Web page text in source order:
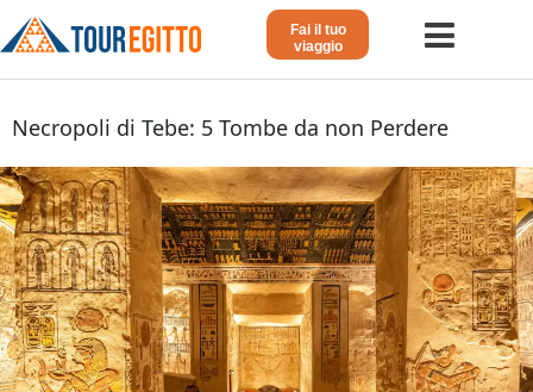
Fai il tuo
viaggio
Crociera sul Nilo
Vacanze Lusso in Egitto
Dahabeya Lusso
Agosto in Egitto
Necropoli di Tebe: 5 Tombe da non Perdere